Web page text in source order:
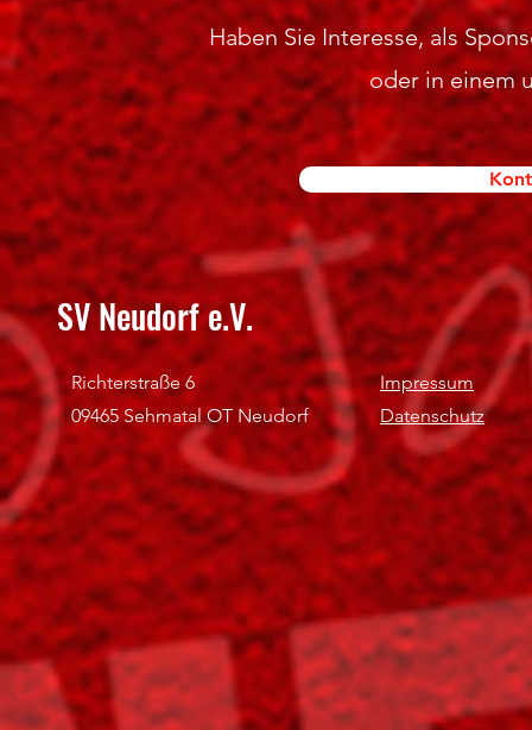
Haben Sie Interesse, als
oder in einem
SV Neudorf e.V.
Richterstraße 6
09465 Sehmatal OT Neudorf
Impressum
Datenschutz